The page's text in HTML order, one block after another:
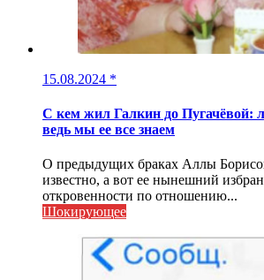
15.08.2024 *
С кем жил Галкин до Пугачёвой:
ведь мы ее все знаем
О предыдущих браках Аллы
известно, а вот ее нынешний
откровенности по отношению...
Шокирующее